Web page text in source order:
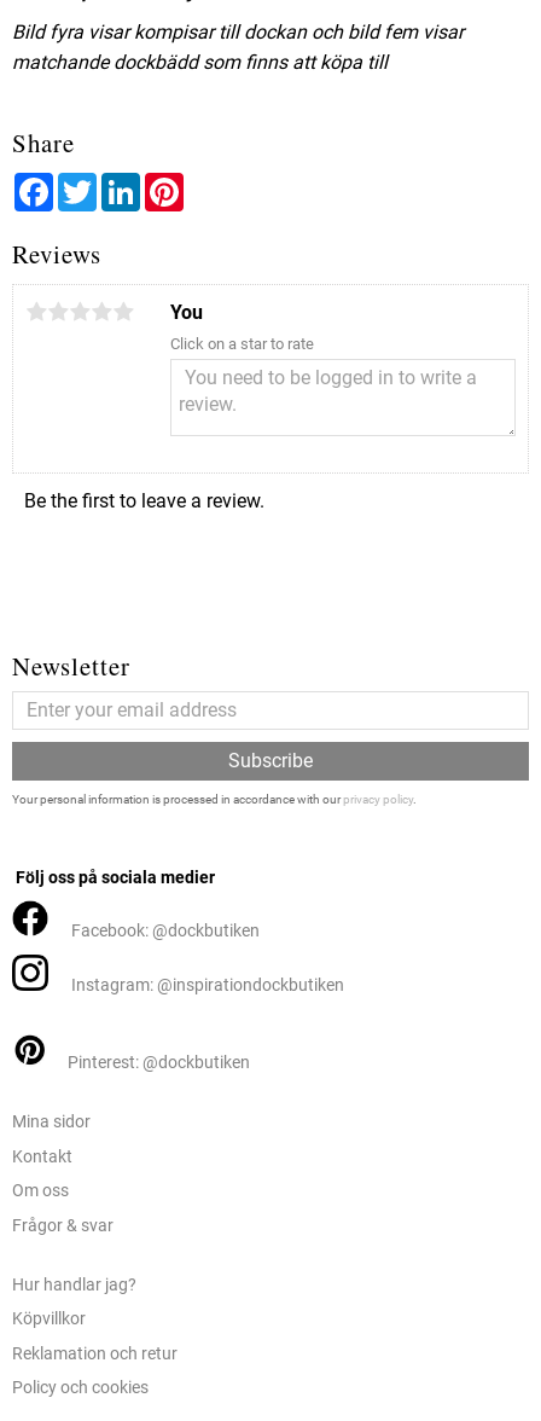
Bild fyra visar kompisar till dockan och bild fem visar
matchande dockbädd som finns att köpa till
Share
FacebookTwitterLinkedIn
Reviews
You
Click on a star to rate
Be the first to leave a review.
Newsletter
Subscribe
Your personal information is processed in accordance with ourprivacy policy.
Följ oss på sociala medier
Facebook: @dockbutiken
Instagram: @inspirationdockbutiken
Pinterest: @dockbutiken
Mina sidor
Kontakt
Om oss
Frågor & svar
Hur handlar jag?
Köpvillkor
Reklamation och retur
Policy och cookies